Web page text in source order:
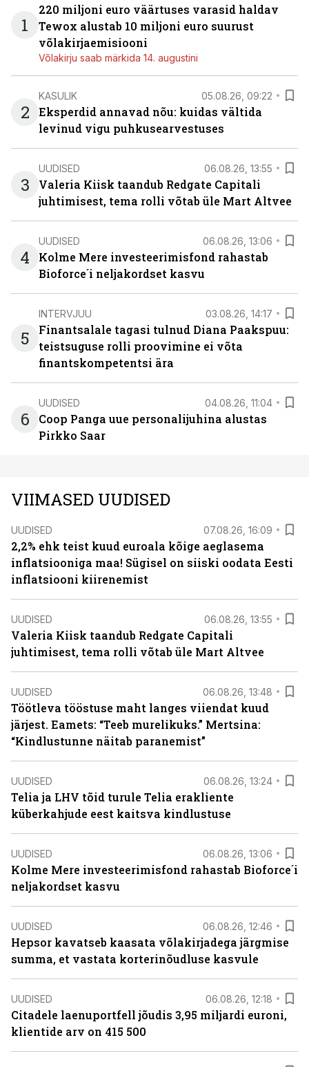
1
220 miljoni euro väärtuses varasid haldav
Tewox alustab 10 miljoni euro suurust
võlakirjaemisiooni
Võlakirju saab märkida 14. augustini
2
KASULIK 05.08.26, 09:22
Eksperdid annavad nõu: kuidas vältida
levinud vigu puhkusearvestuses
3
UUDISED 06.08.26, 13:55
Valeria Kiisk taandub Redgate Capitali
juhtimisest, tema rolli võtab üle Mart Altvee
4
UUDISED 06.08.26, 13:06
Kolme Mere investeerimisfond rahastab
Bioforce´i neljakordset kasvu
5
INTERVJUU 03.08.26, 14:17
Finantsalale tagasi tulnud Diana Paakspuu:
teistsuguse rolli proovimine ei võta
finantskompetentsi ära
6
UUDISED 04.08.26, 11:04
Coop Panga uue personalijuhina alustas
Pirkko Saar
VIIMASED UUDISED
UUDISED 07.08.26, 16:09
2,2% ehk teist kuud euroala kõige aeglasema
inflatsiooniga maa! Sügisel on siiski oodata Eesti
inflatsiooni kiirenemist
UUDISED 06.08.26, 13:55
Valeria Kiisk taandub Redgate Capitali
juhtimisest, tema rolli võtab üle Mart Altvee
UUDISED 06.08.26, 13:48
Töötleva tööstuse maht langes viiendat kuud
järjest. Eamets: “Teeb murelikuks.” Mertsina:
“Kindlustunne näitab paranemist”
UUDISED 06.08.26, 13:24
Telia ja LHV tõid turule Telia erakliente
küberkahjude eest kaitsva kindlustuse
UUDISED 06.08.26, 13:06
Kolme Mere investeerimisfond rahastab Bioforce´i
neljakordset kasvu
UUDISED 06.08.26, 12:46
Hepsor kavatseb kaasata võlakirjadega järgmise
summa, et vastata korterinõudluse kasvule
UUDISED 06.08.26, 12:18
Citadele laenuportfell jõudis 3,95 miljardi euroni,
klientide arv on 415 500